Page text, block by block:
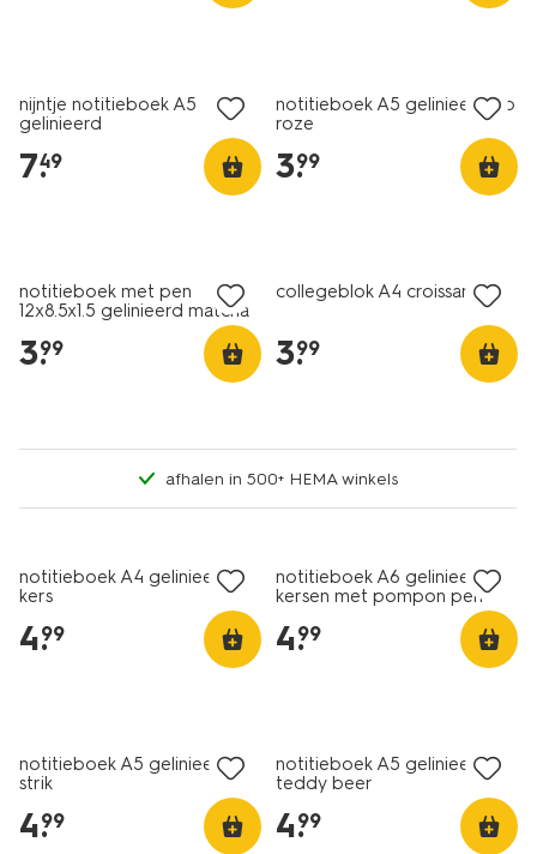
nijntje notitieboek A5
gelinieerd
7.
49
notitieboek A5 gelinieerd rib
roze
3.
99
notitieboek met pen
12x8.5x1.5 gelinieerd matcha
3.
99
collegeblok A4 croissant
3.
99
afhalen in 500+ HEMA winkels
notitieboek A4 gelinieerd
kers
4.
99
notitieboek A6 gelinieerd
kersen met pompon pen
4.
99
notitieboek A5 gelinieerd
strik
4.
99
notitieboek A5 gelinieerd
teddy beer
4.
99